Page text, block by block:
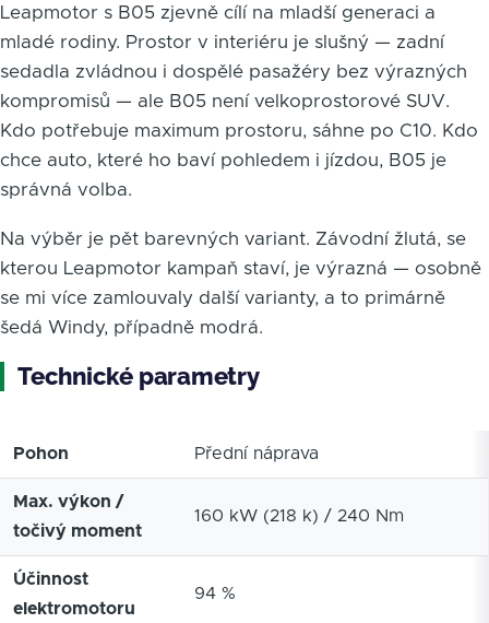
Leapmotor s B05 zjevně cílí na mladší generaci a
mladé rodiny. Prostor v interiéru je slušný — zadní
sedadla zvládnou i dospělé pasažéry bez výrazných
kompromisů — ale B05 není velkoprostorové SUV.
Kdo potřebuje maximum prostoru, sáhne po C10. Kdo
chce auto, které ho baví pohledem i jízdou, B05 je
správná volba.
Na výběr je pět barevných variant. Závodní žlutá, se
kterou Leapmotor kampaň staví, je výrazná — osobně
se mi více zamlouvaly další varianty, a to primárně
šedá Windy, případně modrá.
Technické parametry
Pohon Přední náprava
Max. výkon /
točivý moment
160 kW (218 k) / 240 Nm
Účinnost
elektromotoru
94 %